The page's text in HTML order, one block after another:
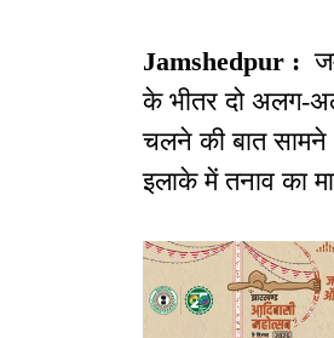
Jamshedpur :
के भीतर दो अलग-
चलने की बात
इलाके में तनाव का